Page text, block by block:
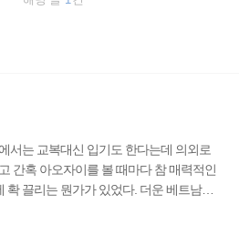
서는 교복대신 입기도 한다는데 의외로
간혹 아오자이를 볼 때마다 참 매력적인
끌리는 뭔가가 있었다. 더운 베트남에
같은 옷을 또 입는다는 것이다. 그런데